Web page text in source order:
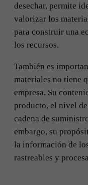
desechar, permite
valorizar los
para construir una
los recursos.
También es
materiales no tiene
empresa. Su
producto, el nivel
cadena de
embargo, su
la información de
rastreables y